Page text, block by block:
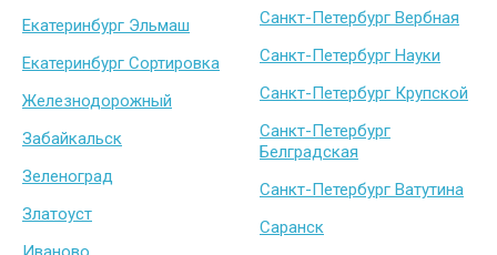
Екатеринбург Эльмаш
Екатеринбург Сортировка
Железнодорожный
Забайкальск
Зеленоград
Златоуст
Санкт-Петербург Вербная
Санкт-Петербург Науки
Санкт-Петербург Крупской
Санкт-Петербург
Белградская
Санкт-Петербург Ватутина
Саранск